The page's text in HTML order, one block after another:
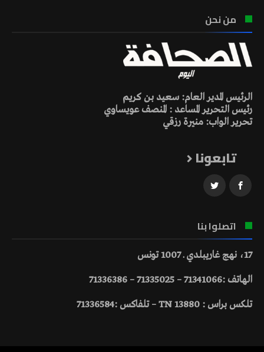
من نحن
الرئيس المدير العام: سعيد بن كريم
رئيس التحرير المساعد : المنصف عويساوي
تحرير الواب: منيرة رزقي
تابعونا
اتصلوا بنا
17، نهج غاريبلدي ـ 1007 تونس
الهاتف :71341066 – 71335025 – 71336386
تلكس براس : 13880 TN – تلفاكس :71336584